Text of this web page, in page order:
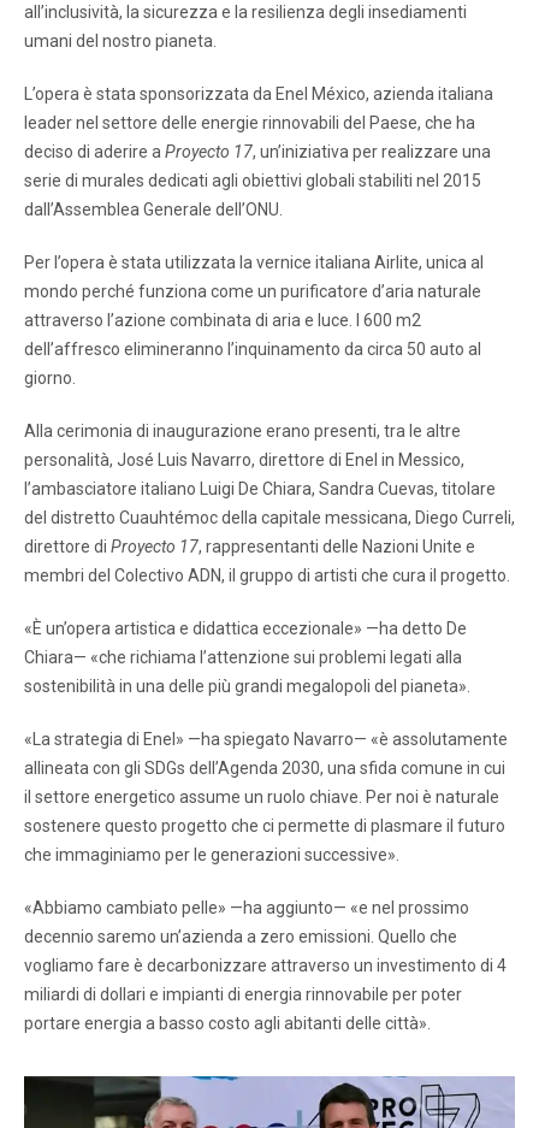
all’inclusività, la sicurezza e la resilienza degli insediamenti
umani del nostro pianeta.
L’opera è stata sponsorizzata da Enel México, azienda italiana
leader nel settore delle energie rinnovabili del Paese, che ha
deciso di aderire a Proyecto 17, un’iniziativa per realizzare una
serie di murales dedicati agli obiettivi globali stabiliti nel 2015
dall’Assemblea Generale dell’ONU.
Per l’opera è stata utilizzata la vernice italiana Airlite, unica al
mondo perché funziona come un purificatore d’aria naturale
attraverso l’azione combinata di aria e luce. I 600 m2
dell’affresco elimineranno l’inquinamento da circa 50 auto al
giorno.
Alla cerimonia di inaugurazione erano presenti, tra le altre
personalità, José Luis Navarro, direttore di Enel in Messico,
l’ambasciatore italiano Luigi De Chiara, Sandra Cuevas, titolare
del distretto Cuauhtémoc della capitale messicana, Diego Curreli,
direttore di Proyecto 17, rappresentanti delle Nazioni Unite e
membri del Colectivo ADN, il gruppo di artisti che cura il progetto.
«È un’opera artistica e didattica eccezionale» —ha detto De
Chiara— «che richiama l’attenzione sui problemi legati alla
sostenibilità in una delle più grandi megalopoli del pianeta».
«La strategia di Enel» —ha spiegato Navarro— «è assolutamente
allineata con gli SDGs dell’Agenda 2030, una sfida comune in cui
il settore energetico assume un ruolo chiave. Per noi è naturale
sostenere questo progetto che ci permette di plasmare il futuro
che immaginiamo per le generazioni successive».
«Abbiamo cambiato pelle» —ha aggiunto— «e nel prossimo
decennio saremo un’azienda a zero emissioni. Quello che
vogliamo fare è decarbonizzare attraverso un investimento di 4
miliardi di dollari e impianti di energia rinnovabile per poter
portare energia a basso costo agli abitanti delle città».